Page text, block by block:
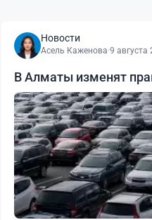
Новости
Асель Каженова·9 августа
В Алматы изменят